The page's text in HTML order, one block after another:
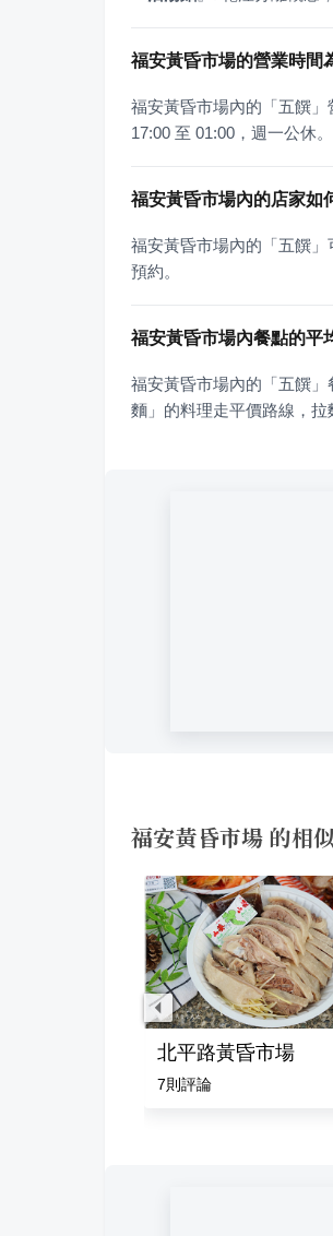
福安黃昏市場的營業時間
福安黃昏市場內的「五饌
17:00 至 01:00，週一公休。
福安黃昏市場內的店家如
福安黃昏市場內的「五饌」
預約。
福安黃昏市場內餐點的平
福安黃昏市場內的「五饌
麵」的料理走平價路線，拉
福安黃昏市場 的相
北平路黃昏市場
7則評論